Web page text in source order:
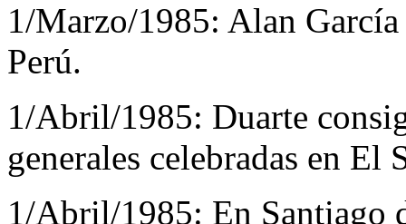
1/Marzo/1985: Alan García
Perú.
1/Abril/1985: Duarte
generales celebradas en El
1/Abril/1985: En Santiago